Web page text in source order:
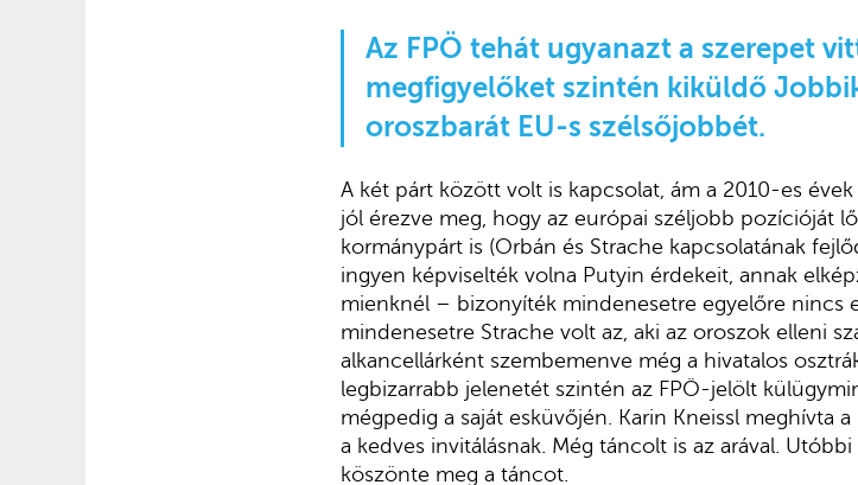
Az FPÖ tehát ugyanazt a szerepet
megfigyelőket szintén kiküldő
oroszbarát EU-s szélsőjobbét.
A két párt között volt is kapcsolat, ám a 2010-es
jól érezve meg, hogy az európai széljobb pozícióját
kormánypárt is (Orbán és Strache kapcsolatának
ingyen képviselték volna Putyin érdekeit, annak
mienknél – bizonyíték mindenesetre egyelőre nincs
mindenesetre Strache volt az, aki az oroszok elleni
alkancellárként szembemenve még a hivatalos
legbizarrabb jelenetét szintén az FPÖ-jelölt
mégpedig a saját esküvőjén. Karin Kneissl meghívta
a kedves invitálásnak. Még táncolt is az arával.
köszönte meg a táncot.